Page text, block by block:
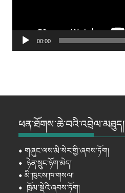
00:00
ཕན་ཐོགས་ཆེ་བའི་འབྲེལ་མཐུད།
⦁གཞུང་ལས་མི་སེར་གྱི་ཞབས་ཏོག།
⦁ ཉེན་སྲུང་ཉོག་མེད།
⦁ མི་ཁུངས་ཁ་གསལ།
⦁ ཁྲོམ་སྡེའི་ཞབས་ཏོག།